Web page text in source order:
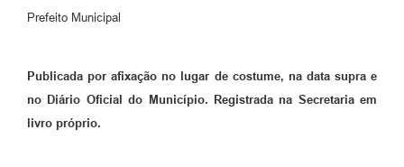
Prefeito Municipal
Publicada por afixação no lugar de costume, na data supra e
no Diário Oficial do Município. Registrada na Secretaria em
livro próprio.